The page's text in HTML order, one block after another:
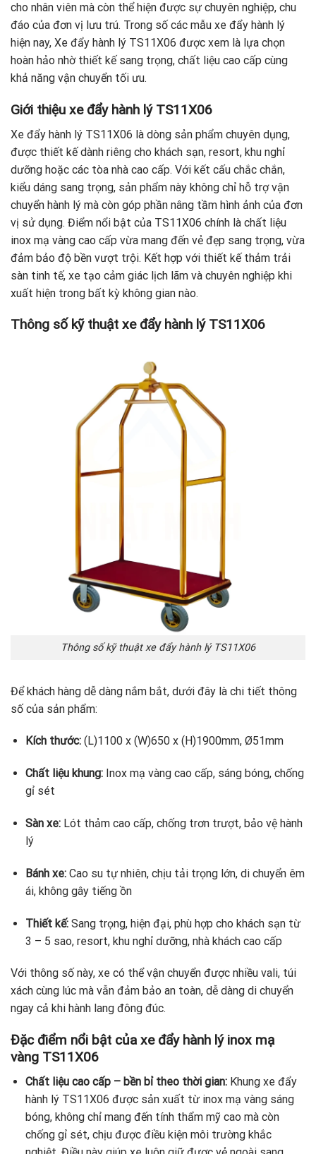
cho nhân viên mà còn thể hiện được sự chuyên nghiệp, chu
đáo của đơn vị lưu trú. Trong số các mẫu xe đẩy hành lý
hiện nay, Xe đẩy hành lý TS11X06 được xem là lựa chọn
hoàn hảo nhờ thiết kế sang trọng, chất liệu cao cấp cùng
khả năng vận chuyển tối ưu.
Giới thiệu xe đẩy hành lý TS11X06
Xe đẩy hành lý TS11X06 là dòng sản phẩm chuyên dụng,
được thiết kế dành riêng cho khách sạn, resort, khu nghỉ
dưỡng hoặc các tòa nhà cao cấp. Với kết cấu chắc chắn,
kiểu dáng sang trọng, sản phẩm này không chỉ hỗ trợ vận
chuyển hành lý mà còn góp phần nâng tầm hình ảnh của đơn
vị sử dụng. Điểm nổi bật của TS11X06 chính là chất liệu
inox mạ vàng cao cấp vừa mang đến vẻ đẹp sang trọng, vừa
đảm bảo độ bền vượt trội. Kết hợp với thiết kế thảm trải
sàn tinh tế, xe tạo cảm giác lịch lãm và chuyên nghiệp khi
xuất hiện trong bất kỳ không gian nào.
Thông số kỹ thuật xe đẩy hành lý TS11X06
Thông số kỹ thuật xe đẩy hành lý TS11X06
Để khách hàng dễ dàng nắm bắt, dưới đây là chi tiết thông
số của sản phẩm:
Kích thước:(L)1100 x (W)650 x (H)1900mm, Ø51mm
Chất liệu khung:Inox mạ vàng cao cấp, sáng bóng, chống
gỉ sét
Sàn xe:Lót thảm cao cấp, chống trơn trượt, bảo vệ hành
lý
Bánh xe:Cao su tự nhiên, chịu tải trọng lớn, di chuyển êm
ái, không gây tiếng ồn
Thiết kế:Sang trọng, hiện đại, phù hợp cho khách sạn từ
3 – 5 sao, resort, khu nghỉ dưỡng, nhà khách cao cấp
Với thông số này, xe có thể vận chuyển được nhiều vali, túi
xách cùng lúc mà vẫn đảm bảo an toàn, dễ dàng di chuyển
ngay cả khi hành lang đông đúc.
Đặc điểm nổi bật của xe đẩy hành lý inox mạ
vàng TS11X06
Chất liệu cao cấp – bền bỉ theo thời gian:Khung xe đẩy
hành lý TS11X06 được sản xuất từ inox mạ vàng sáng
bóng, không chỉ mang đến tính thẩm mỹ cao mà còn
chống gỉ sét, chịu được điều kiện môi trường khắc